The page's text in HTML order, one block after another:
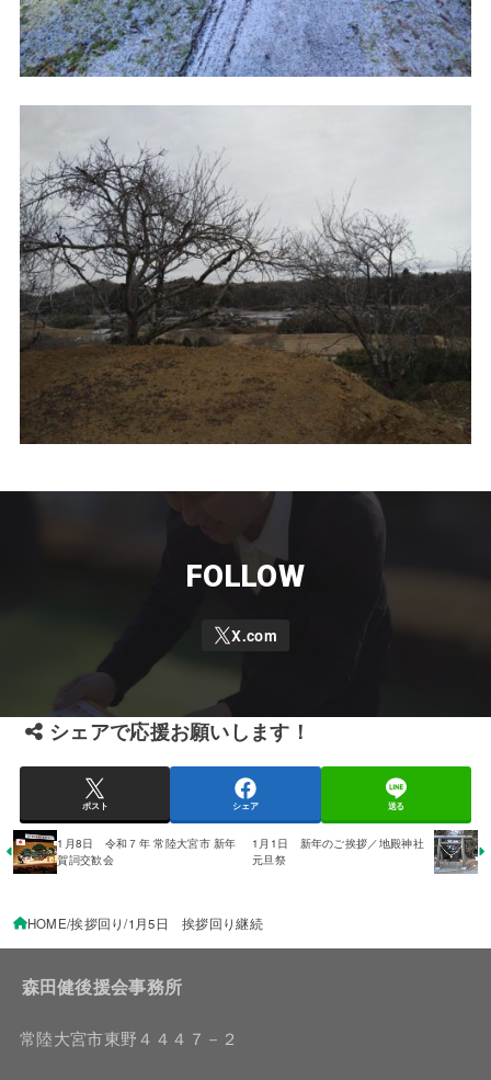
FOLLOW
シェアで応援お願いします！
ポスト シェア 送る
1月8日 令和７年 常陸大宮市 新年
賀詞交歓会
1月1日 新年のご挨拶／地殿神社
元旦祭
HOME 挨拶回り 1月5日 挨拶回り継続
森田健後援会事務所
常陸大宮市東野４４４７－２